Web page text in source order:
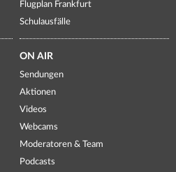
Flugplan Frankfurt
Schulausfälle
ON AIR
Sendungen
Aktionen
Videos
Webcams
Moderatoren & Team
Podcasts